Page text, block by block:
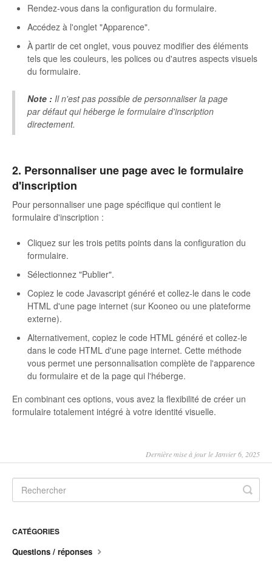
Mon compte
Rendez-vous dans la configuration du formulaire.
Accédez à l'onglet "Apparence".
À partir de cet onglet, vous pouvez modifier des éléments
tels que les couleurs, les polices ou d'autres aspects visuels
du formulaire.
Note : Il n'est pas possible de personnaliser la page
par défaut qui héberge le formulaire d'inscription
directement.
2. Personnaliser une page avec le formulaire
d'inscription
Pour personnaliser une page spécifique qui contient le
formulaire d'inscription :
Cliquez sur les trois petits points dans la configuration du
formulaire.
Sélectionnez "Publier".
Copiez le code Javascript généré et collez-le dans le code
HTML d'une page internet (sur Kooneo ou une plateforme
externe).
Alternativement, copiez le code HTML généré et collez-le
dans le code HTML d'une page internet. Cette méthode
vous permet une personnalisation complète de l'apparence
du formulaire et de la page qui l'héberge.
En combinant ces options, vous avez la flexibilité de créer un
formulaire totalement intégré à votre identité visuelle.
Dernière mise à jour le Janvier 6, 2025
CATÉGORIES
Questions / réponses